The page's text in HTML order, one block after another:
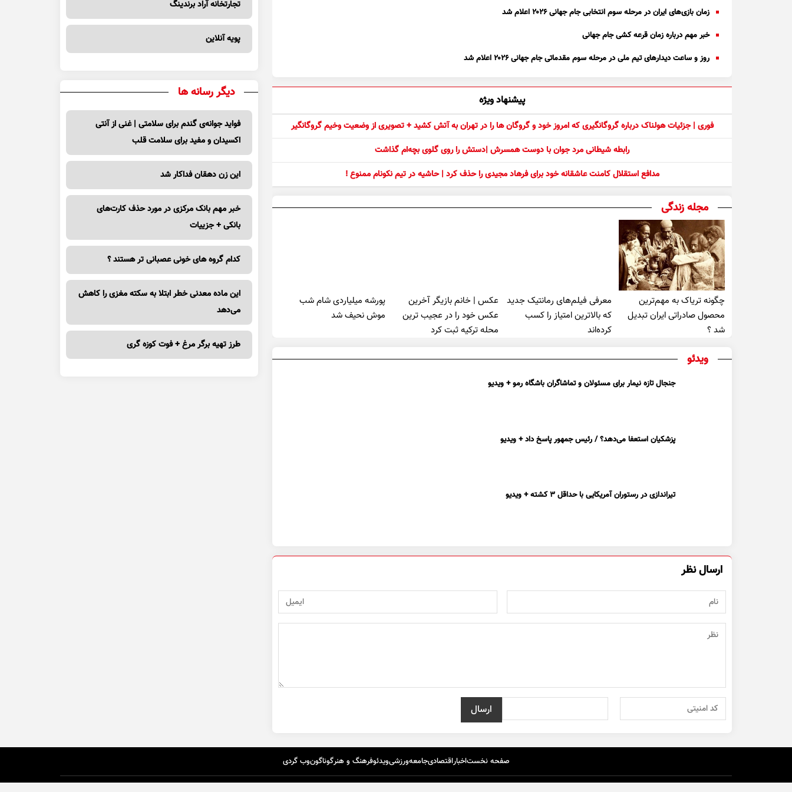
زمان بازی‌های ایران در مرحله سوم انتخابی جام جهانی ۲۰۲۶ اعلام شد
خبر مهم درباره زمان قرعه کشی جام جهانی
روز و ساعت دیدارهای تیم ملی در مرحله سوم مقدماتی جام جهانی ۲۰۲۶ اعلام شد
پیشنهاد ویژه
فوری | جزئیات هولناک درباره گروگانگیری که امروز خود و گروگان ها را در تهران به آتش کشید + تصویری از وضعیت وخیم گروگانگیر
رابطه شیطانی مرد جوان با دوست همسرش |دستش را روی گلوی بچه‌ام گذاشت
مدافع استقلال کامنت عاشقانه خود برای فرهاد مجیدی را حذف کرد | حاشیه در تیم نکونام ممنوع !
مجله زندگی
چگونه تریاک به مهم‌ترین
محصول صادراتی ایران تبدیل
شد ؟
معرفی فیلم‌های رمانتیک جدید
که بالاترین امتیاز را کسب
کرده‌اند
عکس | خانم بازیگر آخرین
عکس خود را در عجیب ترین
محله ترکیه ثبت کرد
پورشه میلیاردی شام شب
موش‌ نحیف شد
ویدئو
جنجال تازه نیمار برای مسئولان و تماشاگران باشگاه رمو + ویدیو
پزشکیان استعفا می‌دهد؟ / رئیس جمهور پاسخ داد + ویدیو
تیراندازی در رستوران آمریکایی با حداقل ۳ کشته + ویدیو
ارسال نظر
تجارتخانه آراد برندینگ
پویه آنلاین
دیگر رسانه ها
فواید جوانه‌ی گندم برای سلامتی | غنی از آنتی
اکسیدان و مفید برای سلامت قلب
این زن دهقان فداکار شد
خبر مهم بانک مرکزی در مورد حذف کارت‌های
بانکی + جزییات
کدام گروه های خونی عصبانی تر هستند ؟
این ماده معدنی خطر ابتلا به سکته مغزی را کاهش
می‌دهد
طرز تهیه برگر مرغ + فوت کوزه گری
صفحه نخستاخباراقتصادیجامعهورزشیویدئوفرهنگ و هنرگوناگونوب گردی